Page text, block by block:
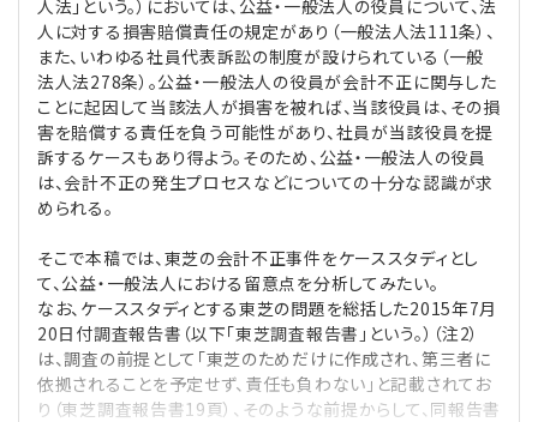
人法」という。）においては、公益・一般法人の役員について、法
人に対する損害賠償責任の規定があり（一般法人法111条）、
また、いわゆる社員代表訴訟の制度が設けられている（一般
法人法278条）。公益・一般法人の役員が会計不正に関与した
ことに起因して当該法人が損害を被れば、当該役員は、その損
害を賠償する責任を負う可能性があり、社員が当該役員を提
訴するケースもあり得よう。そのため、公益・一般法人の役員
は、会計不正の発生プロセスなどについての十分な認識が求
められる。
そこで本稿では、東芝の会計不正事件をケーススタディとし
て、公益・一般法人における留意点を分析してみたい。
なお、ケーススタディとする東芝の問題を総括した2015年7月
20日付調査報告書（以下「東芝調査報告書」という。）（注2）
は、調査の前提として「東芝のためだけに作成され、第三者に
依拠されることを予定せず、責任も負わない」と記載されてお
り（東芝調査報告書19頁）、そのような前提からして、同報告書